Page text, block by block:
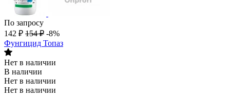
По запросу
142 ₽ 154 ₽ -8%
Фунгицид Топаз
Нет в наличии
В наличии
Нет в наличии
Нет в наличии